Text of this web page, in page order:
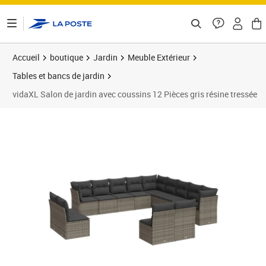
Accueil boutique Jardin
Meuble Extérieur
Tables et bancs de jardin
vidaXL Salon de jardin avec coussins 12 Pièces gris résine tressée